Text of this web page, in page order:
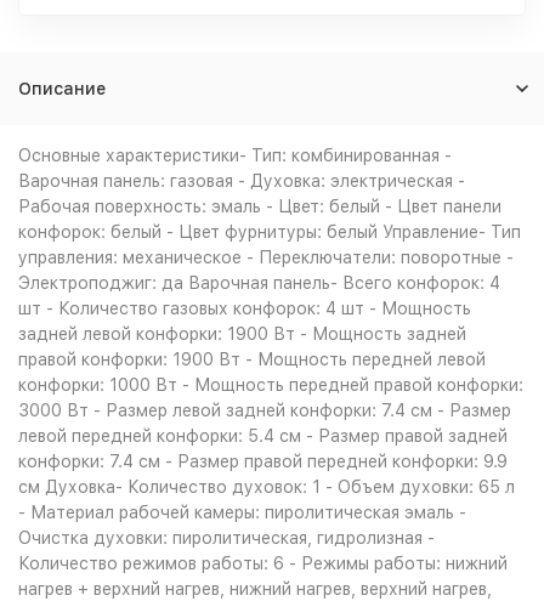
Описание
Основные характеристики- Тип: комбинированная -
Варочная панель: газовая - Духовка: электрическая -
Рабочая поверхность: эмаль - Цвет: белый - Цвет панели
конфорок: белый - Цвет фурнитуры: белый Управление- Тип
управления: механическое - Переключатели: поворотные -
Электроподжиг: да Варочная панель- Всего конфорок: 4
шт - Количество газовых конфорок: 4 шт - Мощность
задней левой конфорки: 1900 Вт - Мощность задней
правой конфорки: 1900 Вт - Мощность передней левой
конфорки: 1000 Вт - Мощность передней правой конфорки:
3000 Вт - Размер левой задней конфорки: 7.4 см - Размер
левой передней конфорки: 5.4 см - Размер правой задней
конфорки: 7.4 см - Размер правой передней конфорки: 9.9
см Духовка- Количество духовок: 1 - Объем духовки: 65 л
- Материал рабочей камеры: пиролитическая эмаль -
Очистка духовки: пиролитическая, гидролизная -
Количество режимов работы: 6 - Режимы работы: нижний
нагрев + верхний нагрев, нижний нагрев, верхний нагрев,